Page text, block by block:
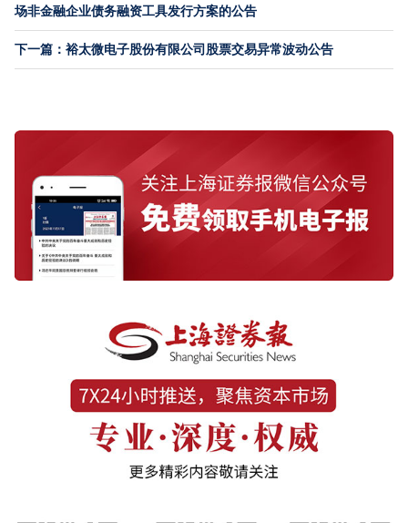
场非金融企业债务融资工具发行方案的公告
下一篇：裕太微电子股份有限公司股票交易异常波动公告